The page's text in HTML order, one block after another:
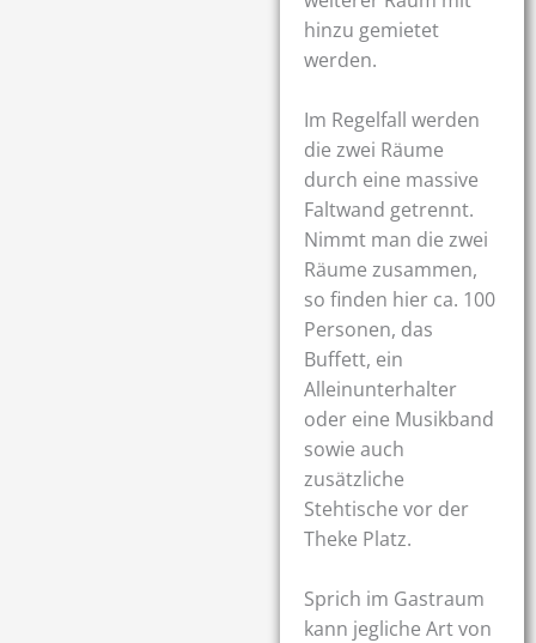
hinzu gemietet
werden.
Im Regelfall werden
die zwei Räume
durch eine massive
Faltwand getrennt.
Nimmt man die zwei
Räume zusammen,
so finden hier ca. 100
Personen, das
Buffett, ein
Alleinunterhalter
oder eine Musikband
sowie auch
zusätzliche
Stehtische vor der
Theke Platz.
Sprich im Gastraum
kann jegliche Art von